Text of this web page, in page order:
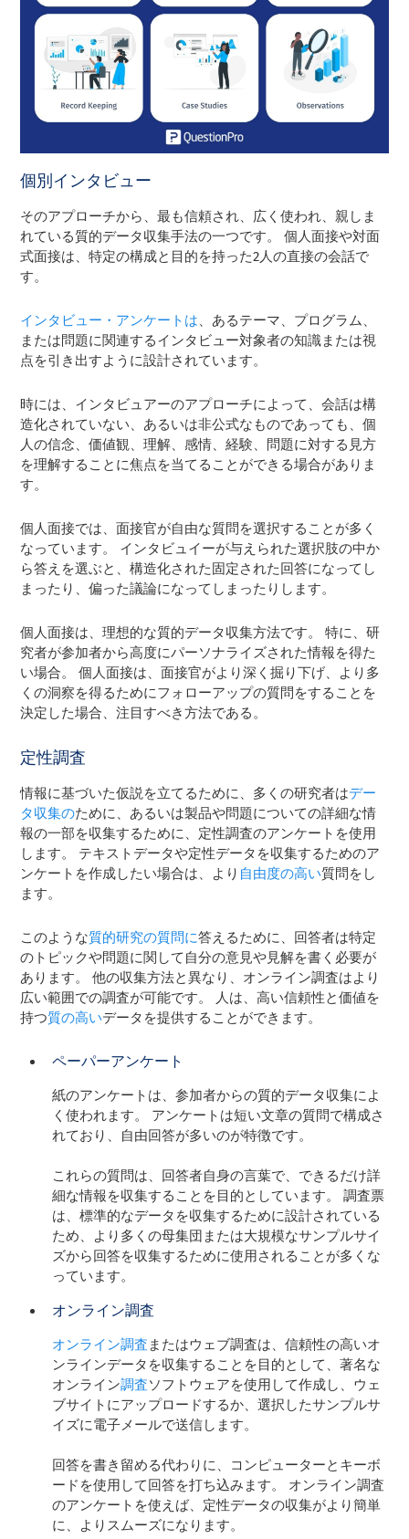
個別インタビュー
そのアプローチから、最も信頼され、広く使われ、親しま
れている質的データ収集手法の一つです。 個人面接や対面
式面接は、特定の構成と目的を持った2人の直接の会話で
す。
インタビュー・アンケートは、あるテーマ、プログラム、
または問題に関連するインタビュー対象者の知識または視
点を引き出すように設計されています。
時には、インタビュアーのアプローチによって、会話は構
造化されていない、あるいは非公式なものであっても、個
人の信念、価値観、理解、感情、経験、問題に対する見方
を理解することに焦点を当てることができる場合がありま
す。
個人面接では、面接官が自由な質問を選択することが多く
なっています。 インタビュイーが与えられた選択肢の中か
ら答えを選ぶと、構造化された固定された回答になってし
まったり、偏った議論になってしまったりします。
個人面接は、理想的な質的データ収集方法です。 特に、研
究者が参加者から高度にパーソナライズされた情報を得た
い場合。 個人面接は、面接官がより深く掘り下げ、より多
くの洞察を得るためにフォローアップの質問をすることを
決定した場合、注目すべき方法である。
定性調査
情報に基づいた仮説を立てるために、多くの研究者はデー
タ収集のために、あるいは製品や問題についての詳細な情
報の一部を収集するために、定性調査のアンケートを使用
します。 テキストデータや定性データを収集するためのア
ンケートを作成したい場合は、より 自由度の高い質問をし
ます。
このような質的研究の質問に答えるために、回答者は特定
のトピックや問題に関して自分の意見や見解を書く必要が
あります。 他の収集方法と異なり、オンライン調査はより
広い範囲での調査が可能です。 人は、高い信頼性と価値を
持つ質の高いデータを提供することができます。
ペーパーアンケート
紙のアンケートは、参加者からの質的データ収集によ
く使われます。 アンケートは短い文章の質問で構成さ
れており、自由回答が多いのが特徴です。
これらの質問は、回答者自身の言葉で、できるだけ詳
細な情報を収集することを目的としています。 調査票
は、標準的なデータを収集するために設計されている
ため、より多くの母集団または大規模なサンプルサイ
ズから回答を収集するために使用されることが多くな
っています。
オンライン調査
オンライン調査 またはウェブ調査は、信頼性の高いオ
ンラインデータを収集することを目的として、著名な
オンライン調査ソフトウェアを使用して作成し、ウェ
ブサイトにアップロードするか、選択したサンプルサ
イズに電子メールで送信します。
回答を書き留める代わりに、コンピューターとキーボ
ードを使用して回答を打ち込みます。 オンライン調査
のアンケートを使えば、定性データの収集がより簡単
に、よりスムーズになります。